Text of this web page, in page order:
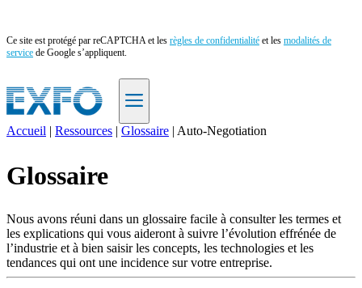
Ce site est protégé par reCAPTCHA et les règles de confidentialité et les modalités de
service de Google s’appliquent.
Produits
Soutien
Services
Acheter
Ressources
Accueil | Ressources | Glossaire | Auto-Negotiation
Glossaire
Nous avons réuni dans un glossaire facile à consulter les termes et
les explications qui vous aideront à suivre l’évolution effrénée de
l’industrie et à bien saisir les concepts, les technologies et les
tendances qui ont une incidence sur votre entreprise.